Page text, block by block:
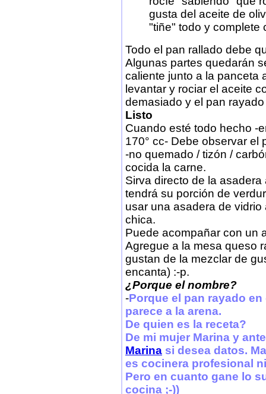
gusta del aceite de
"tiñe" todo y complete
Todo el pan rallado debe
Algunas partes quedarán
caliente junto a la panceta
levantar y rociar el aceite
demasiado y el pan
Listo
Cuando esté todo hecho -
170° cc- Debe observar el
-no quemado / tizón /
cocida la carne.
Sirva directo de la
tendrá su porción de
usar una asadera de
chica.
Puede acompañar con un
Agregue a la mesa queso
gustan de la mezclar de
encanta) :-p.
¿Porque el nombre?
-Porque el pan rayado
parece a la arena.
De quien es la receta?
De mi mujer Marina y
Marina si desea datos.
es cocinera profesional
Pero en cuanto gane lo
cocina ;-))